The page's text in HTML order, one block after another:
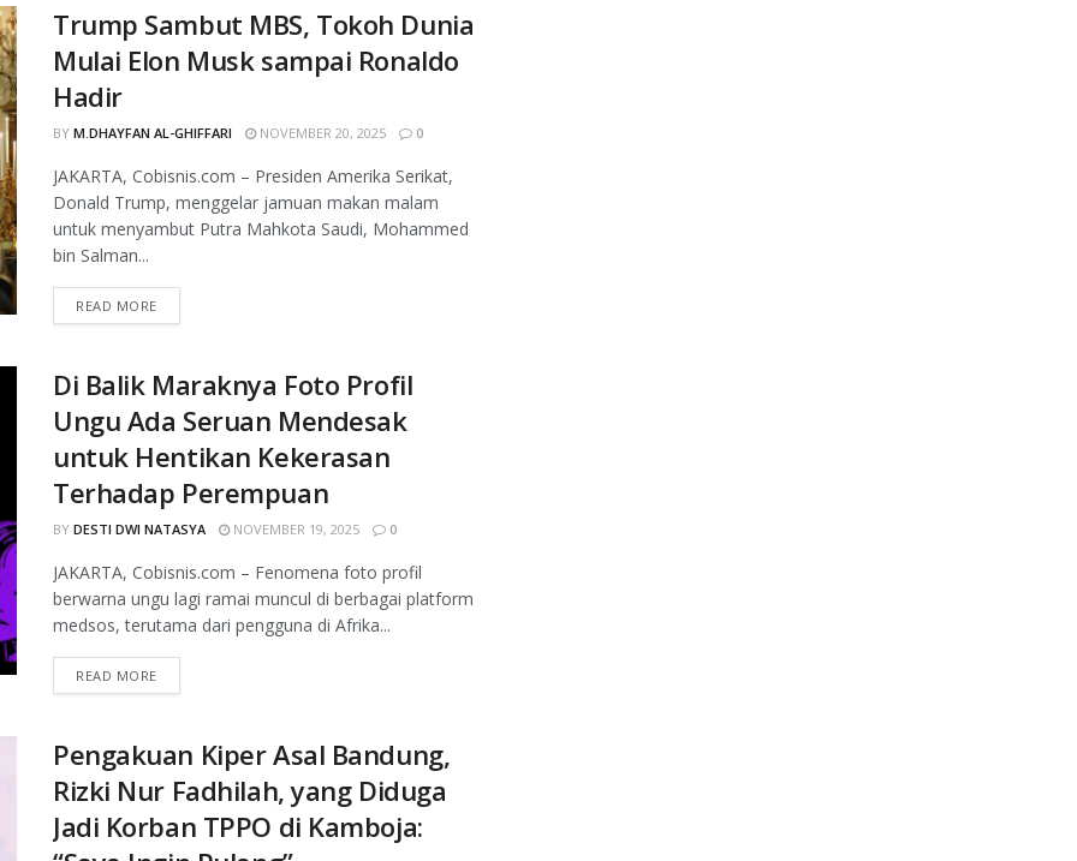
Trump Sambut MBS, Tokoh Dunia
Mulai Elon Musk sampai Ronaldo
Hadir
BY M.DHAYFAN AL-GHIFFARI NOVEMBER 20, 2025 0
JAKARTA, Cobisnis.com – Presiden Amerika Serikat,
Donald Trump, menggelar jamuan makan malam
untuk menyambut Putra Mahkota Saudi, Mohammed
bin Salman...
READ MORE
Di Balik Maraknya Foto Profil
Ungu Ada Seruan Mendesak
untuk Hentikan Kekerasan
Terhadap Perempuan
BY DESTI DWI NATASYA NOVEMBER 19, 2025 0
JAKARTA, Cobisnis.com – Fenomena foto profil
berwarna ungu lagi ramai muncul di berbagai platform
medsos, terutama dari pengguna di Afrika...
READ MORE
Pengakuan Kiper Asal Bandung,
Rizki Nur Fadhilah, yang Diduga
Jadi Korban TPPO di Kamboja: